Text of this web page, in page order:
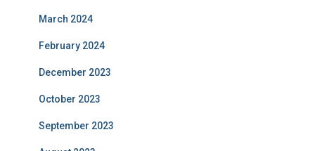
March 2024
February 2024
December 2023
October 2023
September 2023